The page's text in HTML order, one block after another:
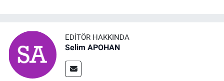
EDITÖR HAKKINDA
Selim APOHAN